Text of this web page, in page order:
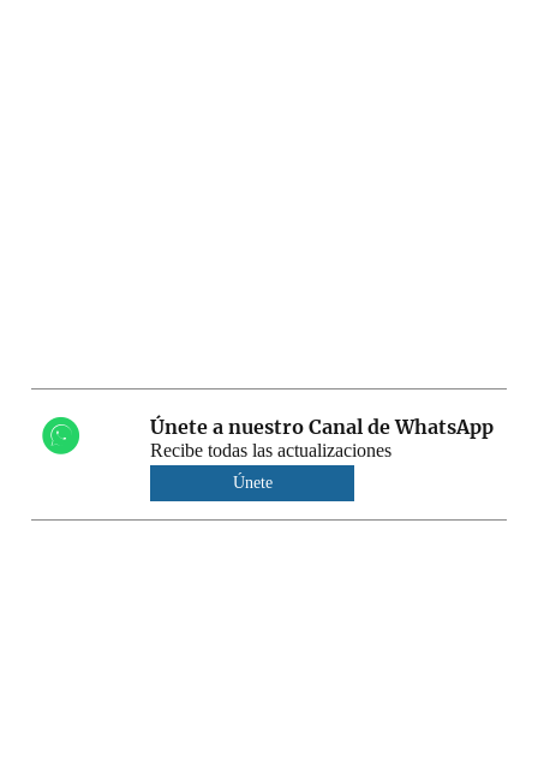
Únete a nuestro Canal de WhatsApp
Recibe todas las actualizaciones
Únete